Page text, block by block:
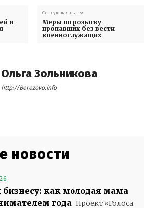
и
Следующая статья
Меры по розыску
пропавших без вести
военнослужащих
Ольга Зольникова
http://Berezovo.info
новости
как молодая мама
года Проект «Голоса